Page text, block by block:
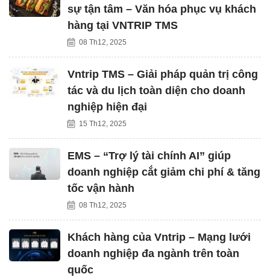
sự tận tâm – Văn hóa phục vụ khách
hàng tại VNTRIP TMS
08 Th12, 2025
Vntrip TMS – Giải pháp quản trị công
tác và du lịch toàn diện cho doanh
nghiệp hiện đại
15 Th12, 2025
EMS – “Trợ lý tài chính AI” giúp
doanh nghiệp cắt giảm chi phí & tăng
tốc vận hành
08 Th12, 2025
Khách hàng của Vntrip – Mạng lưới
doanh nghiệp đa ngành trên toàn
quốc